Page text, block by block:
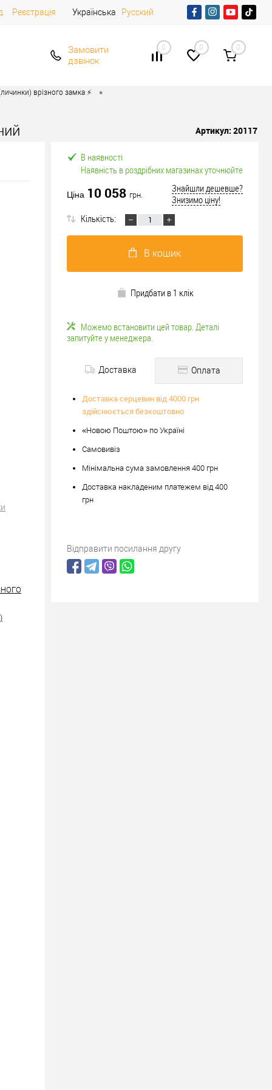
Реєстрація Українська Русский
Замовити
дзвінок
0 0 0
врізного замка ⚡️ •
Артикул: 20117
В наявності
Наявність в роздрібних магазинах уточнюйте
Ціна 10 058 грн.
Знайшли дешевше?
Знизимо ціну!
Кількість:
В кошик
Придбати в 1 клік
Можемо встановити цей товар. Деталі
запитуйте у менеджера.
Доставка Оплата
Доставка серцевин від 4000 грн
здійснюється безкоштовно
«Новою Поштою» по Україні
Самовивіз
Мінімальна сума замовлення 400 грн
Доставка накладеним платежем від 400
грн
Відправити посилання другу